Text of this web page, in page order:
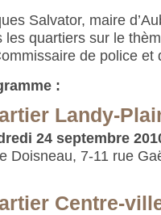
Salvator, maire
les quartiers sur le
de police et
:
Landy-
24 septembre
Doisneau, 7-11 rue
Centre-